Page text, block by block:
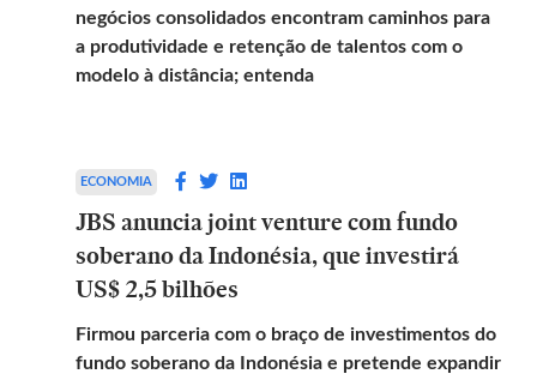
negócios consolidados encontram caminhos para
a produtividade e retenção de talentos com o
modelo à distância; entenda
ECONOMIA
JBS anuncia joint venture com fundo
soberano da Indonésia, que investirá
US$ 2,5 bilhões
Firmou parceria com o braço de investimentos do
fundo soberano da Indonésia e pretende expandir